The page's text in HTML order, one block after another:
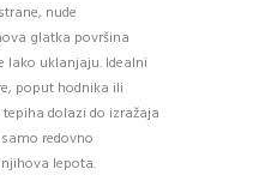
nude
glatka površina
lako uklanjaju. Idealni
poput hodnika ili
dolazi do izražaja
redovno
lepota.